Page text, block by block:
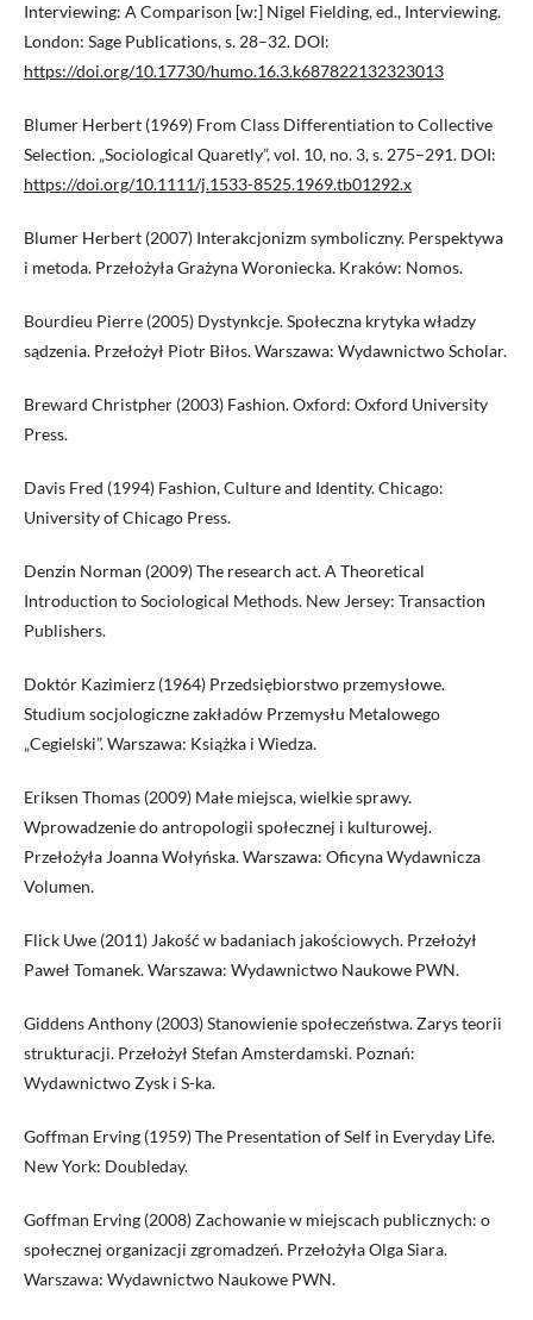
Interviewing: A Comparison [w:] Nigel Fielding, ed., Interviewing.
London: Sage Publications, s. 28–32. DOI:
https://doi.org/10.17730/humo.16.3.k687822132323013
Blumer Herbert (1969) From Class Differentiation to Collective
Selection. „Sociological Quaretly”, vol. 10, no. 3, s. 275–291. DOI:
https://doi.org/10.1111/j.1533-8525.1969.tb01292.x
Blumer Herbert (2007) Interakcjonizm symboliczny. Perspektywa
i metoda. Przełożyła Grażyna Woroniecka. Kraków: Nomos.
Bourdieu Pierre (2005) Dystynkcje. Społeczna krytyka władzy
sądzenia. Przełożył Piotr Biłos. Warszawa: Wydawnictwo Scholar.
Breward Christpher (2003) Fashion. Oxford: Oxford University
Press.
Davis Fred (1994) Fashion, Culture and Identity. Chicago:
University of Chicago Press.
Denzin Norman (2009) The research act. A Theoretical
Introduction to Sociological Methods. New Jersey: Transaction
Publishers.
Doktór Kazimierz (1964) Przedsiębiorstwo przemysłowe.
Studium socjologiczne zakładów Przemysłu Metalowego
„Cegielski”. Warszawa: Książka i Wiedza.
Eriksen Thomas (2009) Małe miejsca, wielkie sprawy.
Wprowadzenie do antropologii społecznej i kulturowej.
Przełożyła Joanna Wołyńska. Warszawa: Oficyna Wydawnicza
Volumen.
Flick Uwe (2011) Jakość w badaniach jakościowych. Przełożył
Paweł Tomanek. Warszawa: Wydawnictwo Naukowe PWN.
Giddens Anthony (2003) Stanowienie społeczeństwa. Zarys teorii
strukturacji. Przełożył Stefan Amsterdamski. Poznań:
Wydawnictwo Zysk i S-ka.
Goffman Erving (1959) The Presentation of Self in Everyday Life.
New York: Doubleday.
Goffman Erving (2008) Zachowanie w miejscach publicznych: o
społecznej organizacji zgromadzeń. Przełożyła Olga Siara.
Warszawa: Wydawnictwo Naukowe PWN.